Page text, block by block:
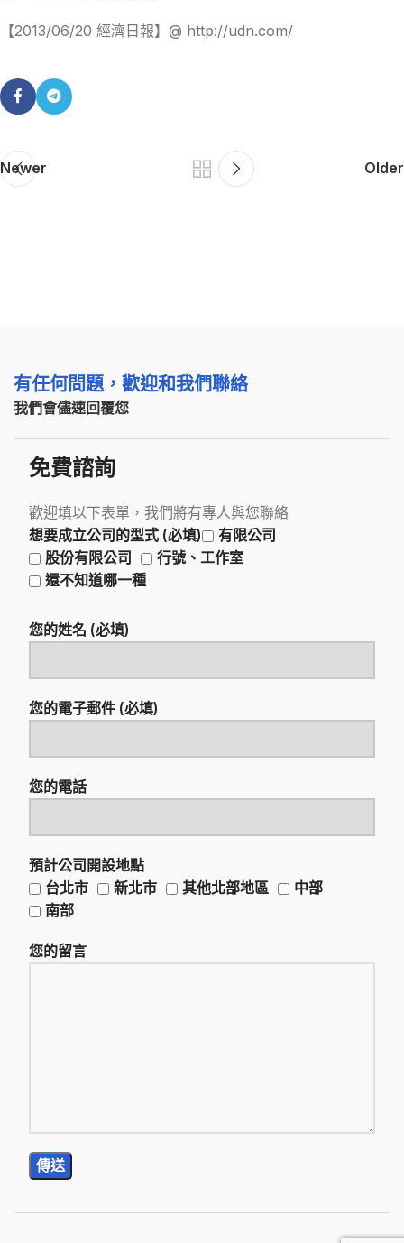
【2013/06/20 經濟日報】@ http://udn.com/
Newer Older
有任何問題，歡迎和我們聯絡
我們會儘速回覆您
免費諮詢
歡迎填以下表單，我們將有專人與您聯絡
想要成立公司的型式 (必填)
有限公司
股份有限公司
行號、工作室
還不知道哪一種
您的姓名 (必填)
您的電子郵件 (必填)
您的電話
預計公司開設地點
台北市
新北市 其他北部地區
中部
南部
您的留言